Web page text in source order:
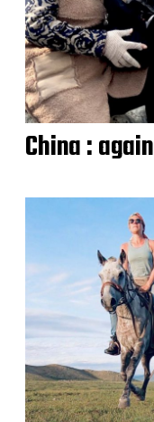
China : again